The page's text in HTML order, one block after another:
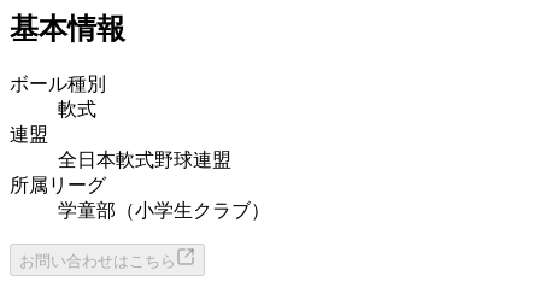
基本情報
ボール種別
軟式
連盟
全日本軟式野球連盟
所属リーグ
学童部（小学生クラブ）
お問い合わせはこちら